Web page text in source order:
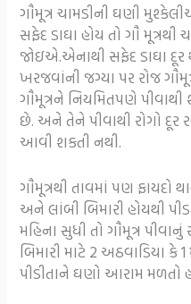
ગૌમૂત્ર ચામડીની ઘણી
સફેદ ડાઘા હોય તો ગૌ મૂત્રથી
જોઇએ.એનાથી સફેદ ડાઘા
ખરજવાંની જગ્યા પર રોજ
ગૌમૂત્રને નિયમિતપણે પીવાથી
છે. અને તેને પીવાથી રોગો દૂર
આવી શકતી નથી.
ગૌમૂત્રથી તાવમાં પણ ફાયદો
અને લાંબી બિમારી હોયથી
મહિના સુધી તો ગૌમૂત્ર
બિમારી માટે 2 અઠવાડિયા કે
પીડીતાને ઘણો આરામ મળતો